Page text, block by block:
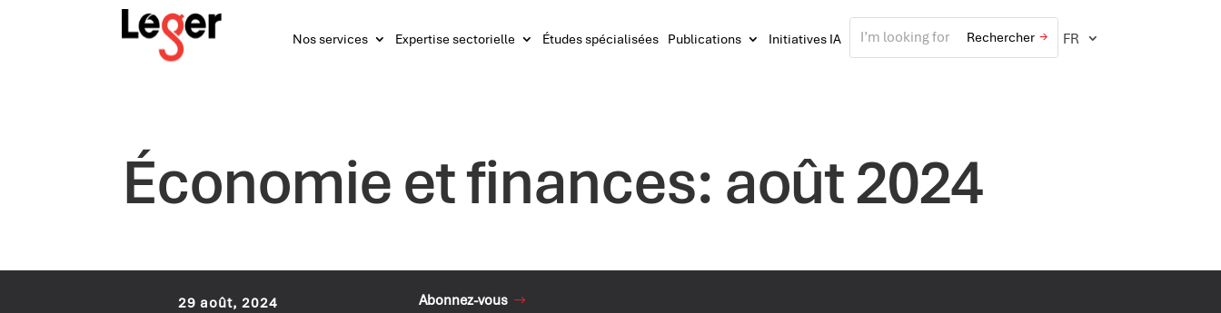
Nos services Expertise sectorielle Études spécialisées Publications Initiatives IA FR
Économie et finances: août 2024
29 août, 2024 Abonnez-vous